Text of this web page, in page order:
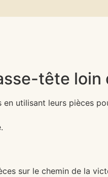
tête
utilisant leurs pièces
sur le chemin de la